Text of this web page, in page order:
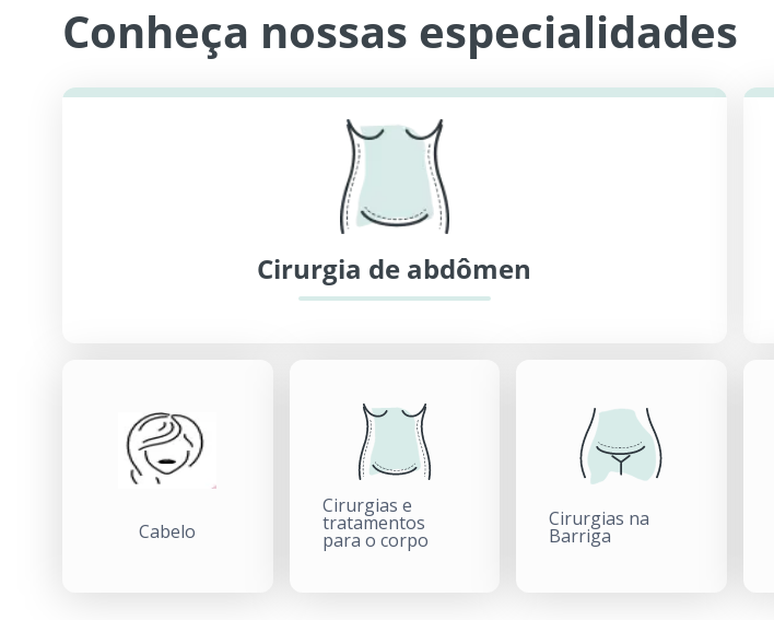
Conheça nossas especialidades
Cirurgia de abdômen
Cabelo
Cirurgias e
tratamentos
para o corpo
Cirurgias na
Barriga